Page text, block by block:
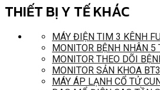
THIẾT BỊ Y TẾ KHÁC
MÁY ĐIỆN TIM 3 KÊNH
MONITOR BỆNH NHÂN 5
MONITOR THEO DÕI
MONITOR SẢN KHOA
MÁY ÁP LẠNH CỔ TỬ